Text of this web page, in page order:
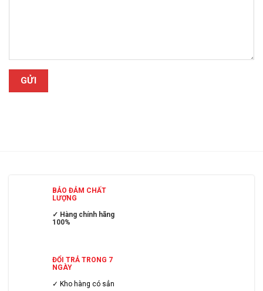
BẢO ĐẢM CHẤT
LƯỢNG
✓ Hàng chính hãng
100%
ĐỔI TRẢ TRONG 7
NGÀY
✓ Kho hàng có sẳn